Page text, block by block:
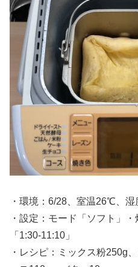
・環境：6/28、室温26℃、湿
・設定：モード「ソフト」
「1:30-11:10」
・レシピ：ミックス粉250g